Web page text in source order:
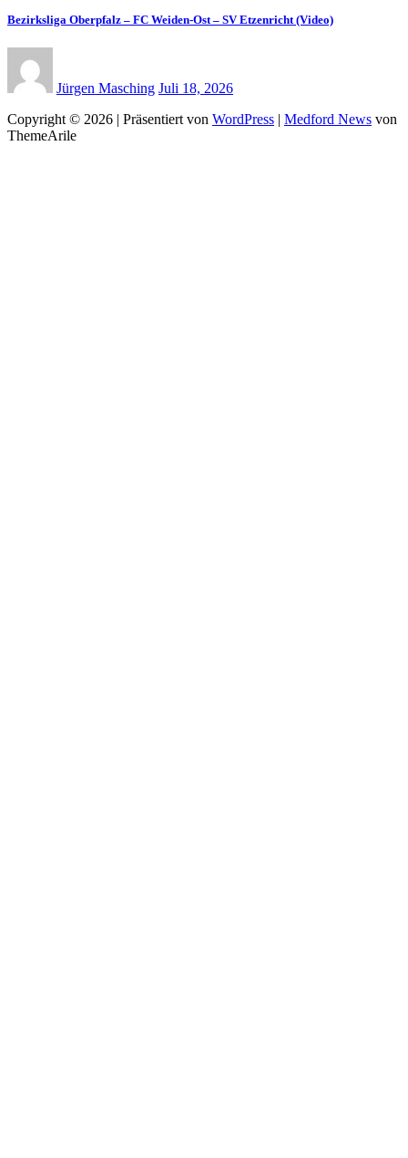
Bezirksliga Oberpfalz – FC Weiden-Ost – SV Etzenricht (Video)
Jürgen Masching Juli 18, 2026
Copyright © 2026 | Präsentiert von WordPress | Medford News von
ThemeArile